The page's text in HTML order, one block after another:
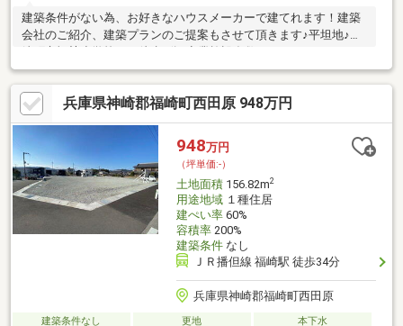
建築条件がない為、お好きなハウスメーカーで建てれます！建築
会社のご紹介、建築プランのご提案もさせて頂きます♪平坦地♪福
兵庫県神崎郡福崎町西田原 948万円
948万円
（坪単価:-）
土地面積156.82m2
用途地域１種住居
建ぺい率60%
容積率200%
建築条件なし
ＪＲ播但線 福崎駅 徒歩34分
兵庫県神崎郡福崎町西田原
建築条件なし 更地 本下水